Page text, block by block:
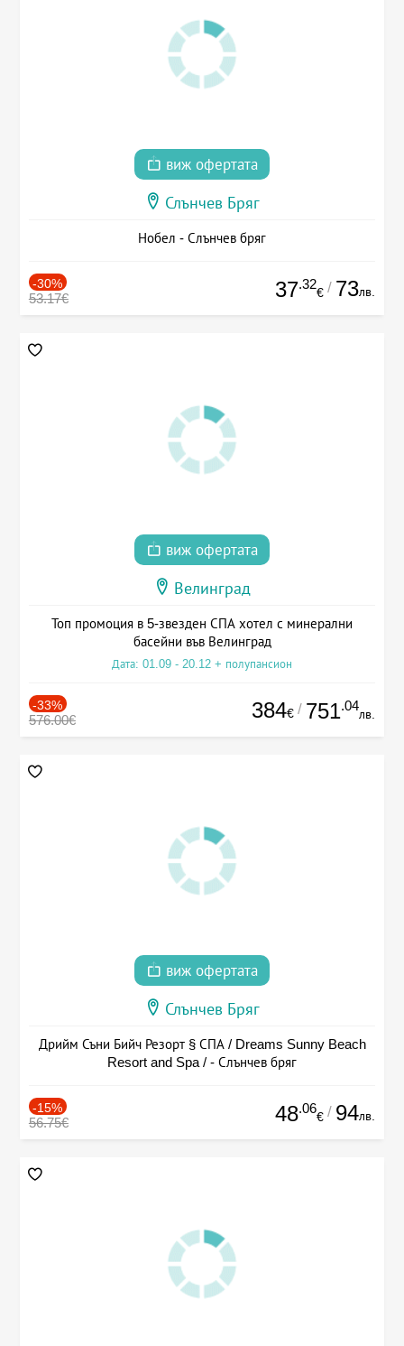
виж офертата
Слънчев Бряг
Нобел - Слънчев бряг
-30%
53.17€ 37.32
€ / 73лв.
виж офертата
Велинград
Топ промоция в 5-звезден СПА хотел с минерални
басейни във Велинград
Дата: 01.09 - 20.12 + полупансион
-33%
576.00€ 384€ / 751.04
лв.
виж офертата
Слънчев Бряг
Дрийм Съни Бийч Резорт § СПА / Dreams Sunny Beach
Resort and Spa / - Слънчев бряг
-15%
56.75€ 48.06
€ / 94лв.